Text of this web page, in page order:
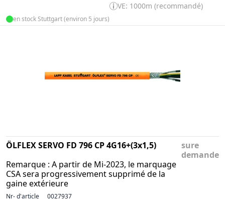
VE: 1000m (recommandé)
en stock Stuttgart (environ 5 jours)
ÖLFLEX SERVO FD 796 CP 4G16+(3x1,5)
Remarque : A partir de Mi-2023, le marquage
CSA sera progressivement supprimé de la
gaine extérieure
sure
demande
Nr- d'article 0027937